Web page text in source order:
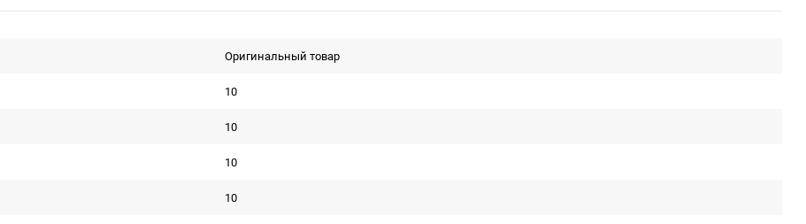
Оригинальный товар
10
10
10
10